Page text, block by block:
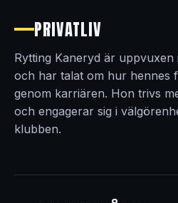
PRIVATLIV
Rytting Kaneryd är
och har talat om hur hennes
genom karriären. Hon trivs
och engagerar sig i
klubben.